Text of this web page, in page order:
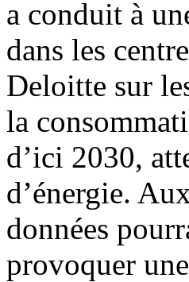
a conduit à
dans les
Deloitte sur
la
d’ici 2030,
d’énergie.
données
provoquer